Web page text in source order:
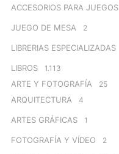
ACCESORIOS PARA JUEGOS
JUEGO DE MESA 2
LIBRERIAS ESPECIALIZADAS
LIBROS 1.113
ARTE Y FOTOGRAFÍA 25
ARQUITECTURA 4
ARTES GRÁFICAS 1
FOTOGRAFÍA Y VÍDEO 2